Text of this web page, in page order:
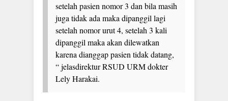
setelah pasien nomor 3 dan bila masih
juga tidak ada maka dipanggil lagi
setelah nomor urut 4, setelah 3 kali
dipanggil maka akan dilewatkan
karena dianggap pasien tidak datang,
“ jelasdirektur RSUD URM dokter
Lely Harakai.